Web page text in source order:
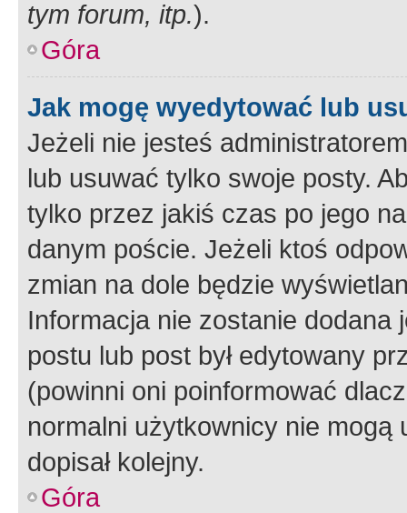
tym forum, itp.).
Góra
Jak mogę wyedytować lub
Jeżeli nie jesteś
lub usuwać tylko swoje posty.
tylko przez jakiś czas po jego
danym poście. Jeżeli ktoś
zmian na dole będzie
Informacja nie zostanie dodana
postu lub post był edytowany
(powinni oni poinformować
normalni użytkownicy nie
dopisał kolejny.
Góra